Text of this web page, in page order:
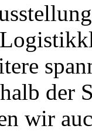
der
wir